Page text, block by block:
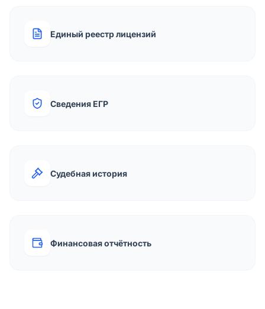
Единый реестр лицензий
Сведения ЕГР
Судебная история
Финансовая отчётность